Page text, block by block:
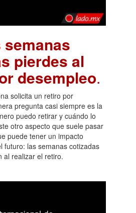
pierdes al
desempleo.
solicita un retiro por
pregunta casi siempre es la
puedo retirar y cuándo lo
otro aspecto que suele pasar
puede tener un impacto
futuro: las semanas cotizadas
al realizar el retiro.